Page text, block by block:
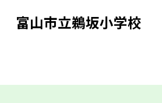
富山市立鵜坂小学校